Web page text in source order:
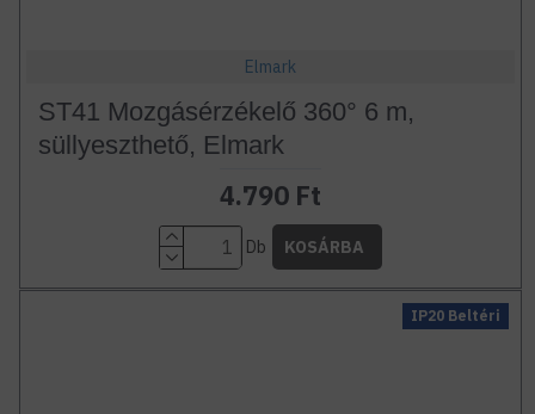
Elmark
ST41 Mozgásérzékelő 360° 6 m,
süllyeszthető, Elmark
4.790 Ft
Db KOSÁRBA
IP20 Beltéri